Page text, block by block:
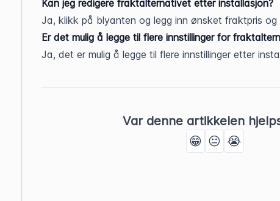
Kan jeg redigere fraktalternativet etter installasjon?
Ja, klikk på blyanten og legg inn ønsket fraktpris og
Er det mulig å legge til flere innstillinger for
Ja, det er mulig å legge til flere innstillinger etter
Var denne artikkelen
😁 😐 😭